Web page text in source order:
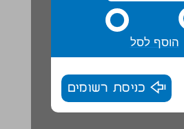
הוסף לסל
כניסת רשומים